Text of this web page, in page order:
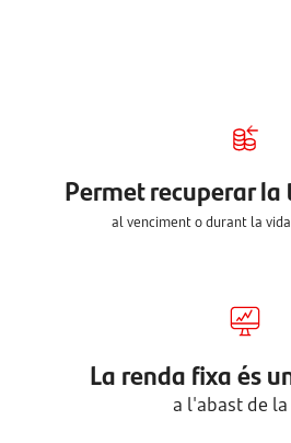
Permet recuperar
al venciment o durant la
La renda fixa és
a l'abast de la